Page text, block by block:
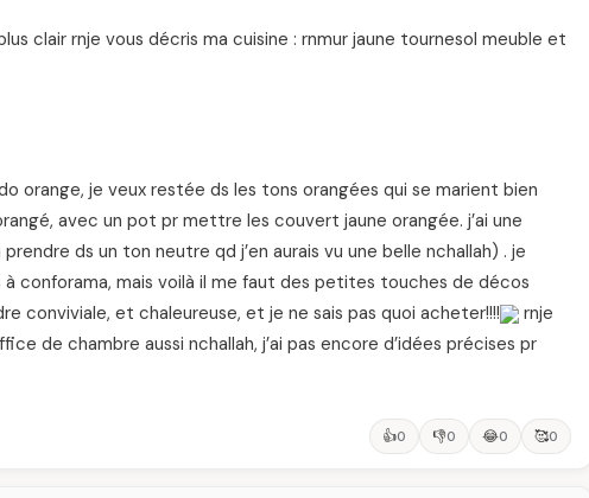
clair rnje vous décris ma cuisine : rnmur jaune tournesol meuble et
orange, je veux restée ds les tons orangées qui se marient bien
avec un pot pr mettre les couvert jaune orangée. j’ai une
ds un ton neutre qd j’en aurais vu une belle nchallah) . je
conforama, mais voilà il me faut des petites touches de décos
conviviale, et chaleureuse, et je ne sais pas quoi acheter!!!!
rnje
de chambre aussi nchallah, j’ai pas encore d’idées précises pr
👍0 👎0 😂0 🥰0